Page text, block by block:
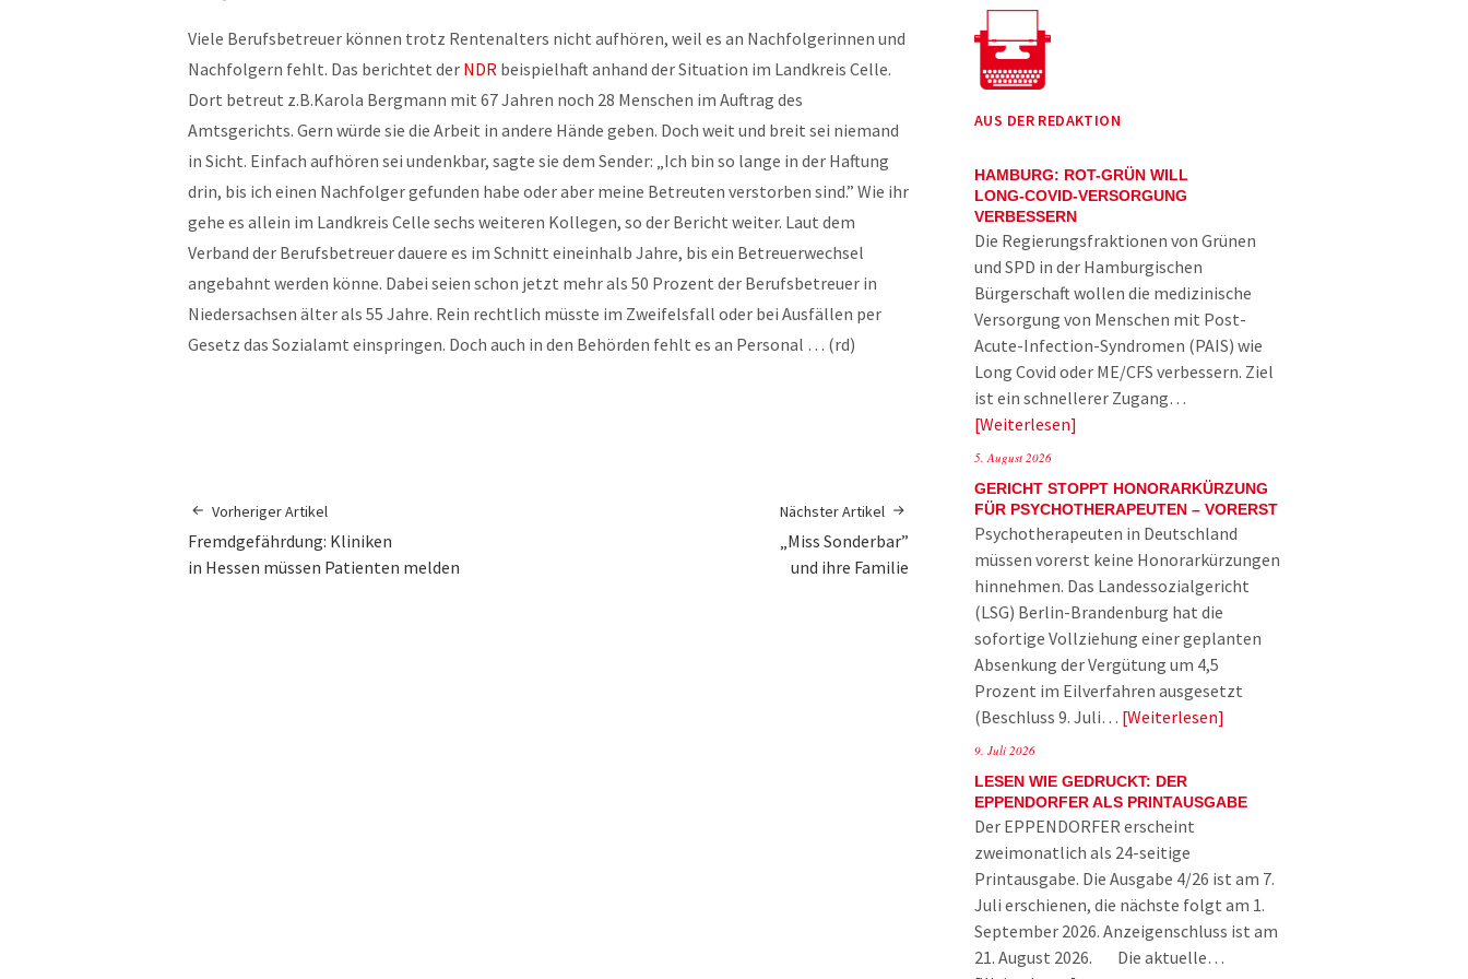
Viele Berufsbetreuer können trotz Rentenalters nicht aufhören, weil es an Nachfolgerinnen und
Nachfolgern fehlt. Das berichtet der NDR beispielhaft anhand der Situation im Landkreis Celle.
Dort betreut z.B.Karola Bergmann mit 67 Jahren noch 28 Menschen im Auftrag des
Amtsgerichts. Gern würde sie die Arbeit in andere Hände geben. Doch weit und breit sei niemand
in Sicht. Einfach aufhören sei undenkbar, sagte sie dem Sender: „Ich bin so lange in der Haftung
drin, bis ich einen Nachfolger gefunden habe oder aber meine Betreuten verstorben sind.” Wie ihr
gehe es allein im Landkreis Celle sechs weiteren Kollegen, so der Bericht weiter. Laut dem
Verband der Berufsbetreuer dauere es im Schnitt eineinhalb Jahre, bis ein Betreuerwechsel
angebahnt werden könne. Dabei seien schon jetzt mehr als 50 Prozent der Berufsbetreuer in
Niedersachsen älter als 55 Jahre. Rein rechtlich müsste im Zweifelsfall oder bei Ausfällen per
Gesetz das Sozialamt einspringen. Doch auch in den Behörden fehlt es an Personal … (rd)
Vorheriger Artikel
Fremdgefährdung: Kliniken
in Hessen müssen Patienten melden
Nächster Artikel
„Miss Sonderbar”
und ihre Familie
AUS DER REDAKTION
HAMBURG: ROT-GRÜN WILL
LONG-COVID-VERSORGUNG
VERBESSERN
Die Regierungsfraktionen von Grünen
und SPD in der Hamburgischen
Bürgerschaft wollen die medizinische
Versorgung von Menschen mit Post-
Acute-Infection-Syndromen (PAIS) wie
Long Covid oder ME/CFS verbessern. Ziel
ist ein schnellerer Zugang…
Weiterlesen
5. August 2026
GERICHT STOPPT HONORARKÜRZUNG
FÜR PSYCHOTHERAPEUTEN – VORERST
Psychotherapeuten in Deutschland
müssen vorerst keine Honorarkürzungen
hinnehmen. Das Landessozialgericht
(LSG) Berlin-Brandenburg hat die
sofortige Vollziehung einer geplanten
Absenkung der Vergütung um 4,5
Prozent im Eilverfahren ausgesetzt
(Beschluss 9. Juli… Weiterlesen
9. Juli 2026
LESEN WIE GEDRUCKT: DER
EPPENDORFER ALS PRINTAUSGABE
Der EPPENDORFER erscheint
zweimonatlich als 24-seitige
Printausgabe. Die Ausgabe 4/26 ist am 7.
Juli erschienen, die nächste folgt am 1.
September 2026. Anzeigenschluss ist am
21. August 2026. Die aktuelle…